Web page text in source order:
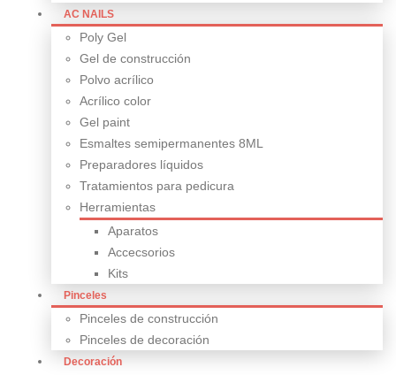
AC NAILS
Poly Gel
Gel de construcción
Polvo acrílico
Acrílico color
Gel paint
Esmaltes semipermanentes 8ML
Preparadores líquidos
Tratamientos para pedicura
Herramientas
Aparatos
Accecsorios
Kits
Pinceles
Pinceles de construcción
Pinceles de decoración
Decoración